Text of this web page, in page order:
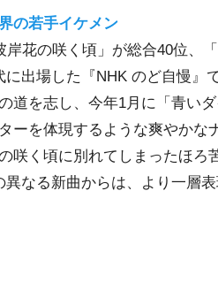
の若手イケメン
花の咲く頃」が総合40位、
出場した『NHK のど自慢』
道を志し、今年1月に「青い
ーを体現するような爽やかな
咲く頃に別れてしまったほろ
なる新曲からは、より一層